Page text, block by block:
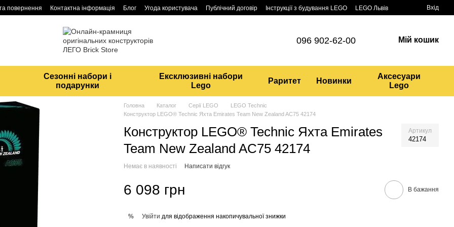
повернення Контактна інформація Блог Угода користувача Публічний договір Інструкції з будування LEGO LEGO Львів Вхід
096 902-62-00 Мій кошик
Сезонні набори і
подарунки
Ексклюзивні набори
Lego
Раритет Новинки
Аксесуари
Lego
Головна Каталог Серії LEGO
LEGO Technic
Конструктор LEGO® Technic Яхта Emirates Team New Zealand AC75 42174
Конструктор LEGO® Technic Яхта Emirates
Team New Zealand AC75 42174
Артикул
42174
Немає в наявності Написати відгук
6 098 грн В бажання
% Увійти для відображення накопичувальної знижки